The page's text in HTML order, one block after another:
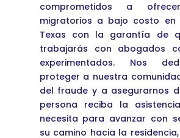
comprometidos a
migratorios a bajo costo en
Texas con la garantía de
trabajarás con abogados
experimentados. Nos
proteger a nuestra
del fraude y a asegurarnos
persona reciba la
necesita para avanzar con
su camino hacia la